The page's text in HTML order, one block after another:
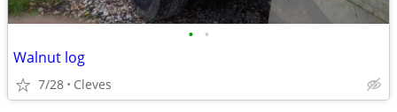
• •
Walnut log
7/28 Cleves